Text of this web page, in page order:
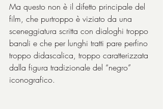
Ma questo non è il difetto principale del
film, che purtroppo è viziato da una
sceneggiatura scritta con dialoghi troppo
banali e che per lunghi tratti pare perfino
troppo didascalica, troppo caratterizzata
dalla figura tradizionale del “negro”
iconografico.